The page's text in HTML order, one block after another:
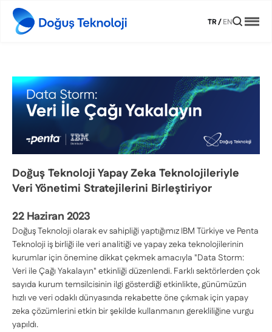
TR/EN
Doğuş Teknoloji Yapay Zeka Teknolojileriyle
Veri Yönetimi Stratejilerini Birleştiriyor
22 Haziran 2023
Doğuş Teknoloji olarak ev sahipliği yaptığımız IBM Türkiye ve Penta
Teknoloji iş birliği ile veri analitiği ve yapay zeka teknolojilerinin
kurumlar için önemine dikkat çekmek amacıyla "Data Storm:
Veri ile Çağı Yakalayın" etkinliği düzenlendi. Farklı sektörlerden çok
sayıda kurum temsilcisinin ilgi gösterdiği etkinlikte, günümüzün
hızlı ve veri odaklı dünyasında rekabette öne çıkmak için yapay
zeka çözümlerini etkin bir şekilde kullanmanın gerekliliğine vurgu
yapıldı.